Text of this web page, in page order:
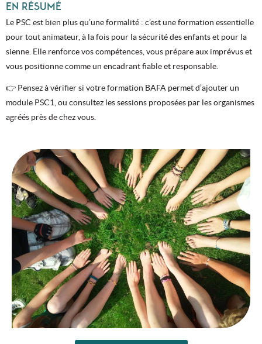
EN RÉSUMÉ
Le PSC est bien plus qu’une formalité : c’est une formation essentielle
pour tout animateur, à la fois pour la sécurité des enfants et pour la
sienne. Elle renforce vos compétences, vous prépare aux imprévus et
vous positionne comme un encadrant fiable et responsable.
👉 Pensez à vérifier si votre formation BAFA permet d’ajouter un
module PSC1, ou consultez les sessions proposées par les organismes
agréés près de chez vous.